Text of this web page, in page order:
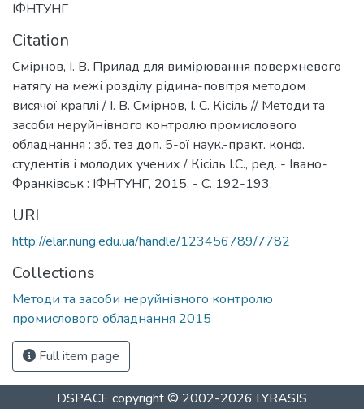
ІФНТУНГ
Citation
Смірнов, І. В. Прилад для вимірювання поверхневого
натягу на межі розділу рідина-повітря методом
висячої краплі / І. В. Смірнов, І. С. Кісіль // Методи та
засоби неруйнівного контролю промислового
обладнання : зб. тез доп. 5-ої наук.-практ. конф.
студентів і молодих учених / Кісіль І.С., ред. - Івано-
Франківськ : ІФНТУНГ, 2015. - С. 192-193.
URI
http://elar.nung.edu.ua/handle/123456789/7782
Collections
Методи та засоби неруйнівного контролю
промислового обладнання 2015
Full item page
DSPACE copyright © 2002-2026 LYRASIS